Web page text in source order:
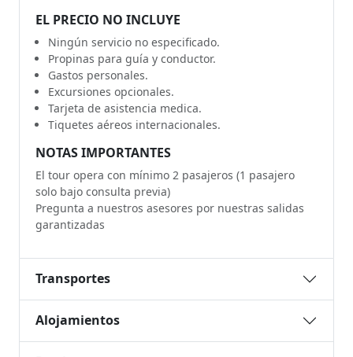
EL PRECIO NO INCLUYE
Ningún servicio no especificado.
Propinas para guía y conductor.
Gastos personales.
Excursiones opcionales.
Tarjeta de asistencia medica.
Tiquetes aéreos internacionales.
NOTAS IMPORTANTES
El tour opera con mínimo 2 pasajeros (1 pasajero
solo bajo consulta previa)
Pregunta a nuestros asesores por nuestras salidas
garantizadas
Transportes
Alojamientos